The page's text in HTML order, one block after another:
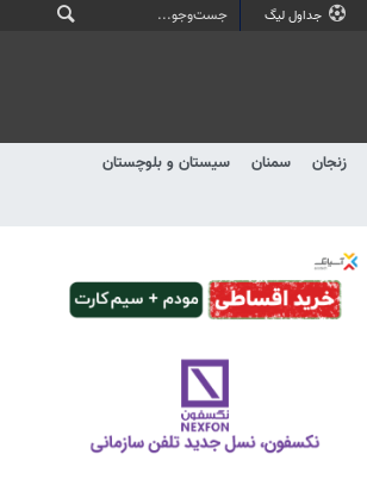
جداول لیگ
زنجان سمنان
سیستان و بلوچستان